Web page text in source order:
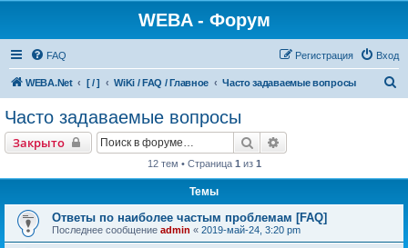
WEBA - Форум
FAQ Вход
Регистрация
WEBA.Net [ / ] WiKi / FAQ / Главное Часто задаваемые вопросы
Часто задаваемые вопросы
Закрыто Поиск
12 тем • Страница 1 из 1
Темы
Ответы по наиболее частым проблемам [FAQ]
Последнее сообщение admin « 2019-май-24, 3:20 pm